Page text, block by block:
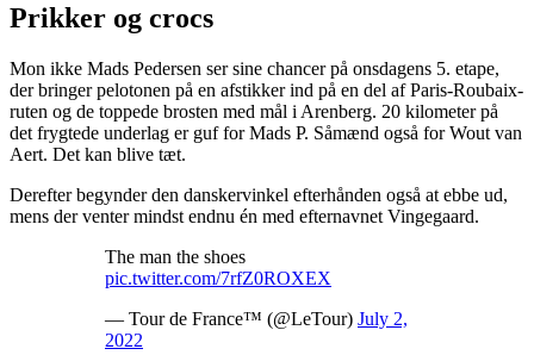
Prikker og crocs
Mon ikke Mads Pedersen ser sine chancer på onsdagens 5. etape,
der bringer pelotonen på en afstikker ind på en del af Paris-Roubaix-
ruten og de toppede brosten med mål i Arenberg. 20 kilometer på
det frygtede underlag er guf for Mads P. Såmænd også for Wout van
Aert. Det kan blive tæt.
Derefter begynder den danskervinkel efterhånden også at ebbe ud,
mens der venter mindst endnu én med efternavnet Vingegaard.
The man the shoes
pic.twitter.com/7rfZ0ROXEX
— Tour de France™ (@LeTour) July 2,
2022